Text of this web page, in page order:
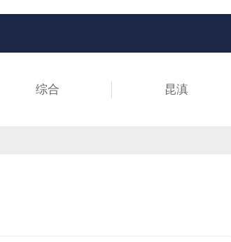
综合 昆滇